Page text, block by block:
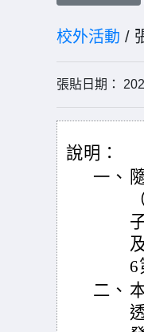
校外活動 /
張貼日期：
說明：
一、
6
二、